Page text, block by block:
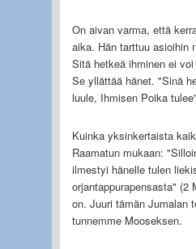
On aivan varma, että
aika. Hän tarttuu asioihin
Sitä hetkeä ihminen ei
Se yllättää hänet. "Sinä
luule, Ihmisen Poika
Kuinka yksinkertaista
Raamatun mukaan:
ilmestyi hänelle tulen
orjantappurapensasta" (2
on. Juuri tämän Jumalan
tunnemme Mooseksen.